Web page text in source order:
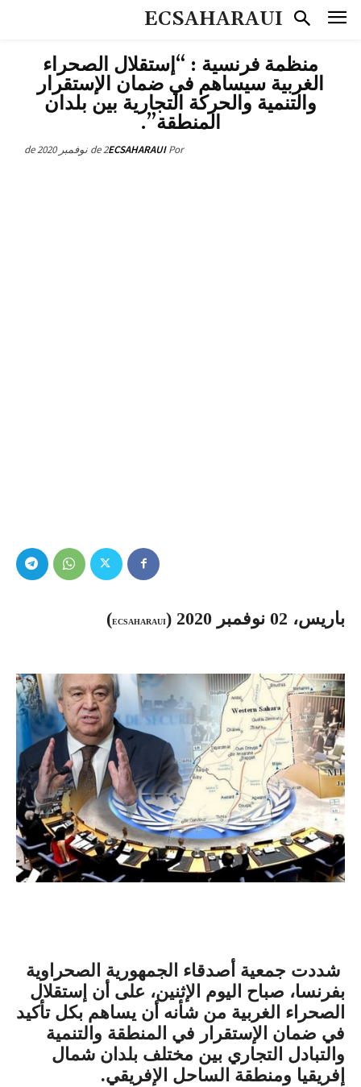
ECSAHARAUI
منظمة فرنسية : “إستقلال الصحراء
الغربية سيساهم في ضمان الإستقرار
والتنمية والحركة التجارية بين بلدان
المنطقة”.
Por
ECSAHARAUI2 de نوفمبر de 2020
باريس، 02 نوفمبر 2020 ( ECSAHARAUI
)
شددت جمعية أصدقاء الجمهورية الصحراوية
بفرنسا، صباح اليوم الإثنين، على أن إستقلال
الصحراء الغربية من شأنه أن يساهم بكل تأكيد
في ضمان الإستقرار في المنطقة والتنمية
والتبادل التجاري بين مختلف بلدان شمال
إفريقيا ومنطقة الساحل الإفريقي.